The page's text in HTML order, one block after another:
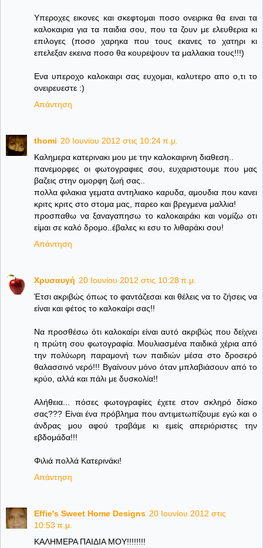
Υπεροχες εικονες και σκεφτομαι ποσο ονειρικα θα ειναι τα
καλοκαιρια για τα παιδια σου, που τα ζουν με ελευθερια κι
επιλογες (ποσο χαρηκα που τους εκανες το χατηρι κι
επελεξαν εκεινα ποσο θα κουρεψουν τα μαλλακια τους!!!)
Ενα υπεροχο καλοκαιρι σας ευχομαι, καλυτερο απο ο,τι το
ονειρευεστε :)
Απάντηση
thomi 20 Ιουνίου 2012 στις 10:24 π.μ.
Καλημερα κατερινακι μου με την καλοκαιρινη διαθεση..
πανεμορφες οι φωτογραφιες σου, ευχαριστουμε που μας
βαζεις στην ομορφη ζωή σας..
πολλα φιλακια γεματα αντηλιακο καρυδα, αμουδια που κανει
κριτς κριτς στο στομα μας, παρεο και βρεγμενα μαλλια!
προσπαθω να ξαναγαπησω το καλοκαιράκι και νομίζω οτι
είμαι σε καλό δρομο..έβαλες κι εσυ το λιθαράκι σου!
Απάντηση
Χρυσαυγή 20 Ιουνίου 2012 στις 10:28 π.μ.
Έτσι ακριβώς όπως το φαντάζεσαι και θέλεις να το ζήσεις να
είναι και φέτος το καλοκαίρι σας!!
Να προσθέσω ότι καλοκαίρι είναι αυτό ακριβώς που δείχνει
η πρώτη σου φωτογραφία. Μουλιασμένα παιδικά χέρια από
την πολύωρη παραμονή των παιδιών μέσα στο δροσερό
θαλασσινό νερό!!! Βγαίνουν μόνο όταν μπλαβιάσουν από το
κρύο, αλλά και πάλι με δυσκολία!!
Αλήθεια... πόσες φωτογραφίες έχετε στον σκληρό δίσκο
σας??? Είναι ένα πρόβλημα που αντιμετωπίζουμε εγώ και ο
άνδρας μου αφού τραβάμε κι εμείς απεριόριστες την
εβδομάδα!!!
Φιλιά πολλά Κατερινάκι!
Απάντηση
Effie's Sweet Home Designs 20 Ιουνίου 2012 στις
10:53 π.μ.
ΚΑΛΗΜΕΡΑ ΠΑΙΔΙΑ ΜΟΥ!!!!!!!!